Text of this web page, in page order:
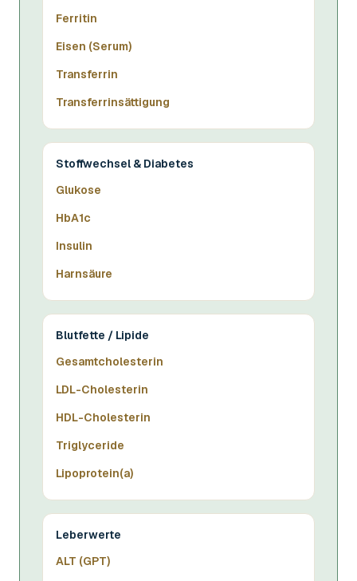
Ferritin
Eisen (Serum)
Transferrin
Transferrinsättigung
Stoffwechsel & Diabetes
Glukose
HbA1c
Insulin
Harnsäure
Blutfette / Lipide
Gesamtcholesterin
LDL-Cholesterin
HDL-Cholesterin
Triglyceride
Lipoprotein(a)
Leberwerte
ALT (GPT)